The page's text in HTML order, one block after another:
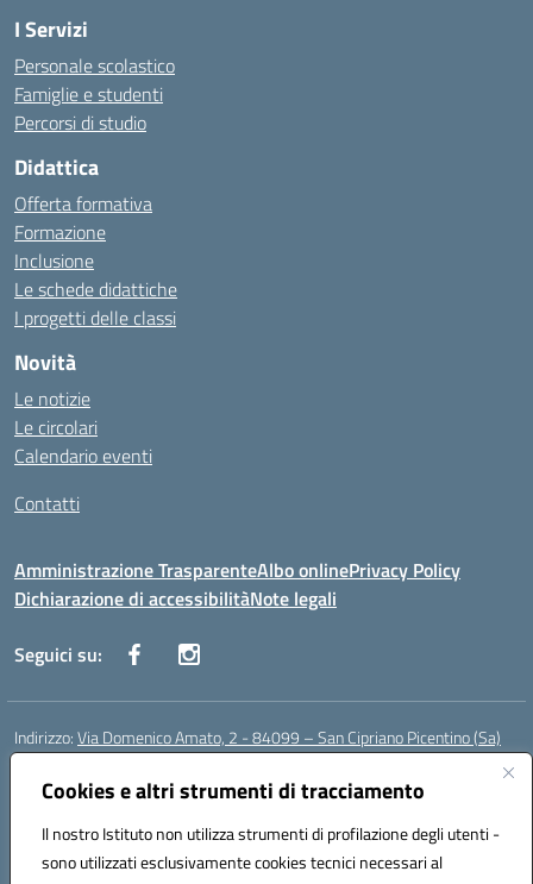
Cookies e altri strumenti di tracciamento
Il nostro Istituto non utilizza strumenti di profilazione degli utenti -
sono utilizzati esclusivamente cookies tecnici necessari al
I Servizi
Personale scolastico
Famiglie e studenti
Percorsi di studio
Didattica
Offerta formativa
Formazione
Inclusione
Le schede didattiche
I progetti delle classi
Novità
Le notizie
Le circolari
Calendario eventi
Contatti
Amministrazione TrasparenteAlbo onlinePrivacy Policy
Dichiarazione di accessibilitàNote legali
Seguici su:
Indirizzo:Via Domenico Amato, 2 - 84099 – San Cipriano Picentino (Sa)
Centralino:
Posta elettronica certificata (PEC):saic87700c@pec.istruzione.it
Codice fiscale: 95075020651
Codice meccanografico:SAIC87700C